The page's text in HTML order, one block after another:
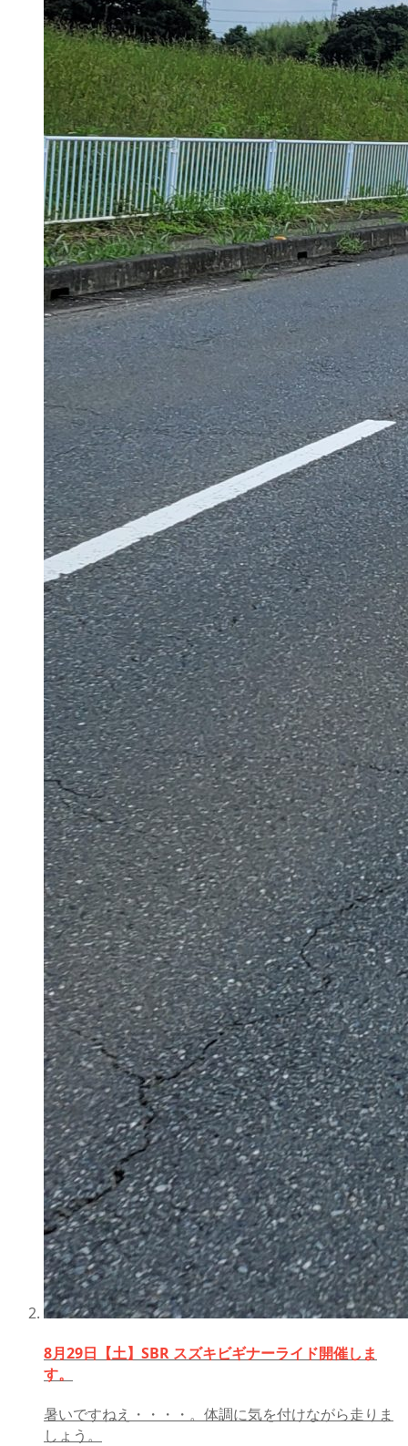
8月29日【土】SBR スズキビギナーライド開催しま
す。
暑いですねえ・・・・。体調に気を付けながら走りま
しょう。